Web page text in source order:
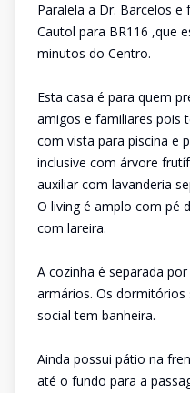
Paralela a Dr. Barcelos
Cautol para BR116 ,que
minutos do Centro.
Esta casa é para quem
amigos e familiares pois
com vista para piscina e
inclusive com árvore
auxiliar com lavanderia
O living é amplo com pé
com lareira.
A cozinha é separada
armários. Os
social tem banheira.
Ainda possui pátio na
até o fundo para a